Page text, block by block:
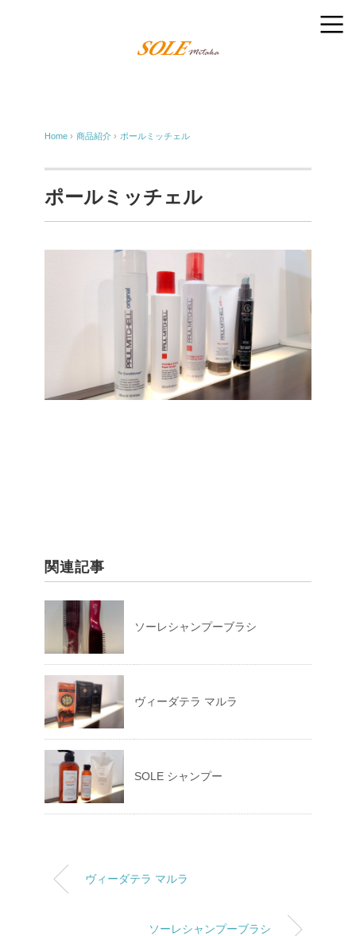
Home › 商品紹介 › ポールミッチェル
ポールミッチェル
関連記事
ソーレシャンプーブラシ
ヴィーダテラ マルラ
SOLE シャンプー
ヴィーダテラ マルラ
ソーレシャンプーブラシ